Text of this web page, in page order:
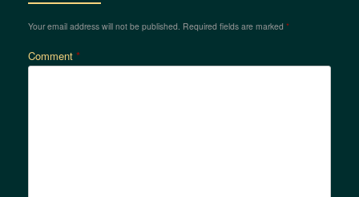
Your email address will not be published. Required fields are marked *
Comment *